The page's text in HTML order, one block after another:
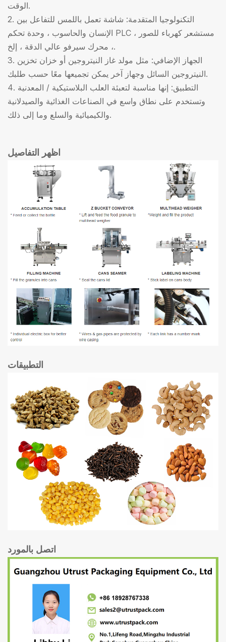
الوقت.
2. التكنولوجيا المتقدمة: شاشة تعمل باللمس للتفاعل بين
الإنسان والحاسوب ، وحدة تحكم PLC ، مستشعر كهرباء للصور
، محرك سيرفو عالي الدقة ، إلخ.
3. الجهاز الإضافي: مثل مولد غاز النيتروجين أو خزان تخزين
النيتروجين السائل وجهاز آخر يمكن تجميعها معًا حسب طلبك.
4. التطبيق: إنها مناسبة لتعبئة العلب البلاستيكية / المعدنية
وتستخدم على نطاق واسع في الصناعات الغذائية والصيدلانية
والكيميائية والسلع وما إلى ذلك.
اظهر التفاصيل
التطبيقات
اتصل بالمورد